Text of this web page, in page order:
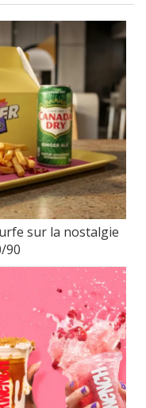
sur la nostalgie
90